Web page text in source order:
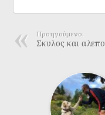
Προηγούμενο:
Σκυλος και